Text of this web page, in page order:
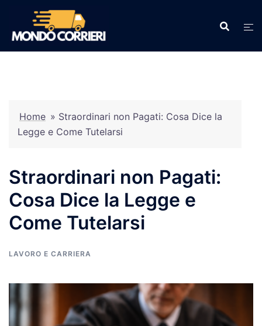
contenuto
Home » Straordinari non Pagati: Cosa Dice la
Legge e Come Tutelarsi
Straordinari non Pagati:
Cosa Dice la Legge e
Come Tutelarsi
LAVORO E CARRIERA